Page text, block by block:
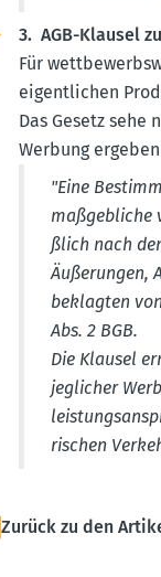
3. AGB-Klausel
Für
eigent­lichen
Das Gesetz sehe
Werbung
"Eine
maßgeb­liche
ßlich nach
Äußerungen,
be­klagten
Abs. 2 BGB.
Die Klausel
jeglicher
ri­schen
Zurück zu den